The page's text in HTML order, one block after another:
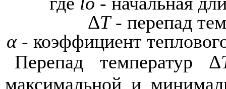
ΔT - перепад
α - коэффициент
Перепад температур Δ
максимальной и